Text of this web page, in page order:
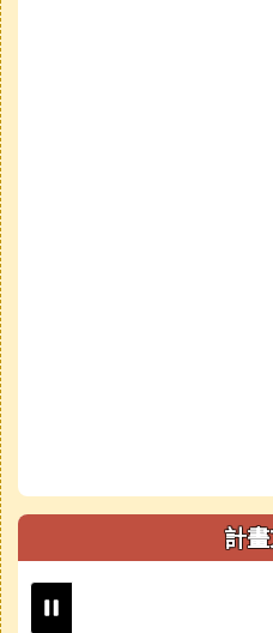
計